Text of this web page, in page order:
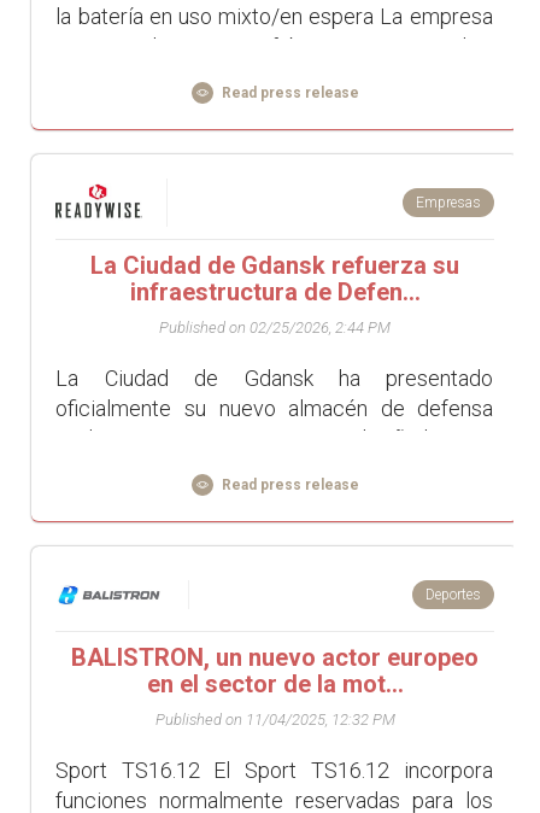
la batería en uso mixto/en espera La empresa
Avenir Telecom que fabrica y comercializa
teléfonos de la marca Energ...
Read press release
Empresas
La Ciudad de Gdansk refuerza su
infraestructura de Defen...
Published on 02/25/2026, 2:44 PM
La Ciudad de Gdansk ha presentado
oficialmente su nuevo almacén de defensa
civil y respuesta ante crisis, diseñado para
reforzar la preparación mun...
Read press release
Deportes
BALISTRON, un nuevo actor europeo
en el sector de la mot...
Published on 11/04/2025, 12:32 PM
Sport TS16.12 El Sport TS16.12 incorpora
funciones normalmente reservadas para los